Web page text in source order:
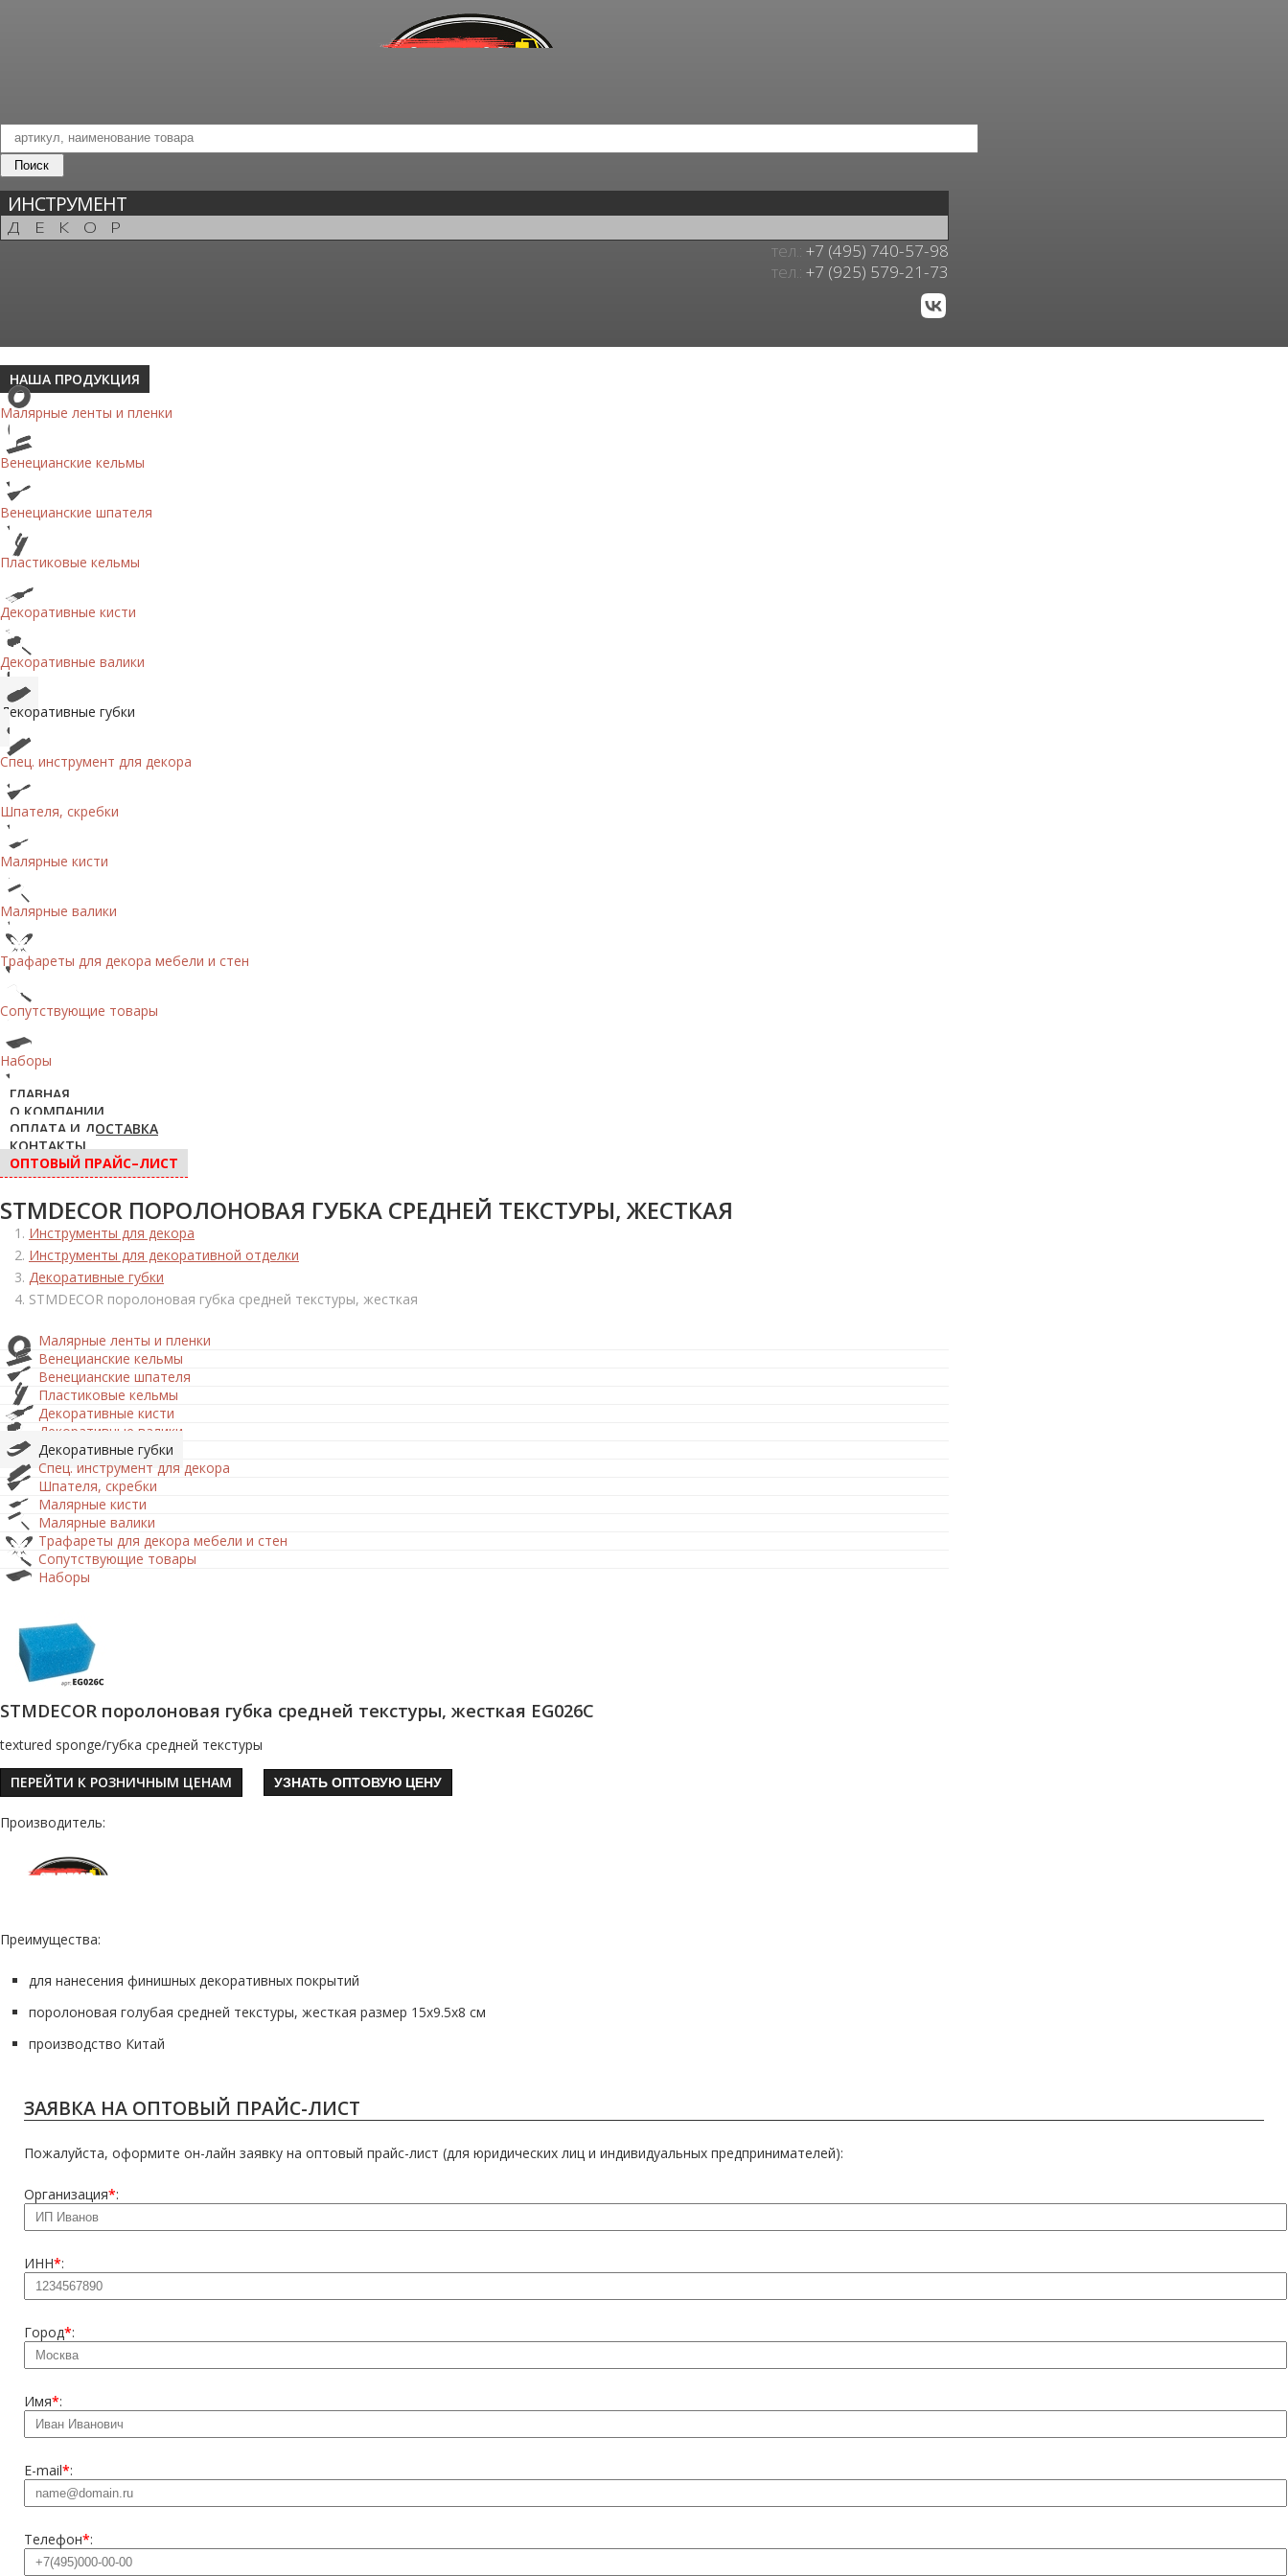
ИНСТРУМЕНТ
ДЕКОР
тел.: +7 (495) 740-57-98
тел.: +7 (925) 579-21-73
НАША ПРОДУКЦИЯ
Малярные ленты и пленки
Венецианские кельмы
Венецианские шпателя
Пластиковые кельмы
Декоративные кисти
Декоративные валики
Декоративные губки
Спец. инструмент для декора
Шпателя, скребки
Малярные кисти
Малярные валики
Трафареты для декора мебели и стен
Сопутствующие товары
Наборы
ГЛАВНАЯ
О КОМПАНИИ
ОПЛАТА И ДОСТАВКА
КОНТАКТЫ
ОПТОВЫЙ ПРАЙС–ЛИСТ
STMDECOR ПОРОЛОНОВАЯ ГУБКА СРЕДНЕЙ ТЕКСТУРЫ, ЖЕСТКАЯ
Инструменты для декора
Инструменты для декоративной отделки
Декоративные губки
STMDECOR поролоновая губка средней текстуры, жесткая
Малярные ленты и пленки
Венецианские кельмы
Венецианские шпателя
Пластиковые кельмы
Декоративные кисти
Декоративные валики
Декоративные губки
Спец. инструмент для декора
Шпателя, скребки
Малярные кисти
Малярные валики
Трафареты для декора мебели и стен
Сопутствующие товары
Наборы
STMDECOR поролоновая губка средней текстуры, жесткая EG026C
textured sponge/губка средней текстуры
ПЕРЕЙТИ К РОЗНИЧНЫМ ЦЕНАМ УЗНАТЬ ОПТОВУЮ ЦЕНУ
Производитель:
Преимущества:
для нанесения финишных декоративных покрытий
поролоновая голубая средней текстуры, жесткая размер 15х9.5х8 см
производство Китай
ЗАЯВКА НА ОПТОВЫЙ ПРАЙС-ЛИСТ
Пожалуйста, оформите он-лайн заявку на оптовый прайс-лист (для юридических лиц и индивидуальных предпринимателей):
Организация*:
ИНН*:
Город*:
Имя*:
E-mail*:
Телефон*: